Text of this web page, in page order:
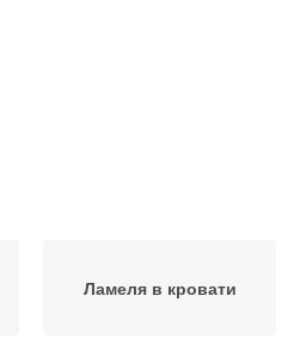
Ламеля в кровати